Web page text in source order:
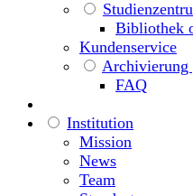
Bibliothek
Kundenservice
Archivierung
FAQ
Institution
Mission
News
Team